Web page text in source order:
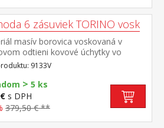
6 zásuviek TORINO vosk
masív borovica voskovaná v
odtieni kovové úchytky vo
prevedení černená mosadz šesť
s kovovými pojazdmi
9133V
> 5 ks
s DPH
379,50 € **